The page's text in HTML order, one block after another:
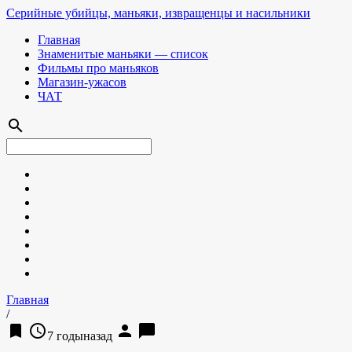
Серийные убийцы, маньяки, извращенцы и насильники
Главная
Знаменитые маньяки — список
Фильмы про маньяков
Магазин-ужасов
ЧАТ
search
Главная
/
bookmark access_time7 годыназад person chat_bubble